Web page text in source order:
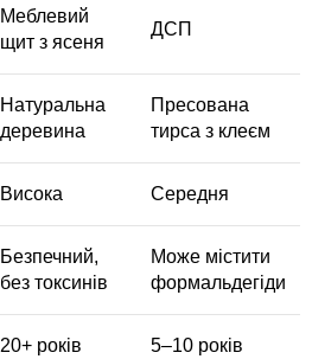
Меблевий
щит з ясеня
ДСП
Натуральна
деревина
Пресована
тирса з клеєм
Висока Середня
Безпечний,
без токсинів
Може містити
формальдегіди
20+ років 5–10 років